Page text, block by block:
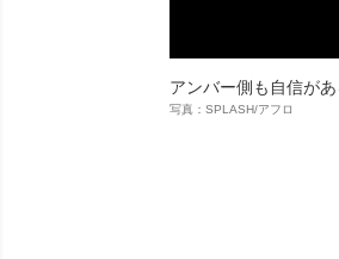
アンバー側も自信が
写真：SPLASH/アフロ